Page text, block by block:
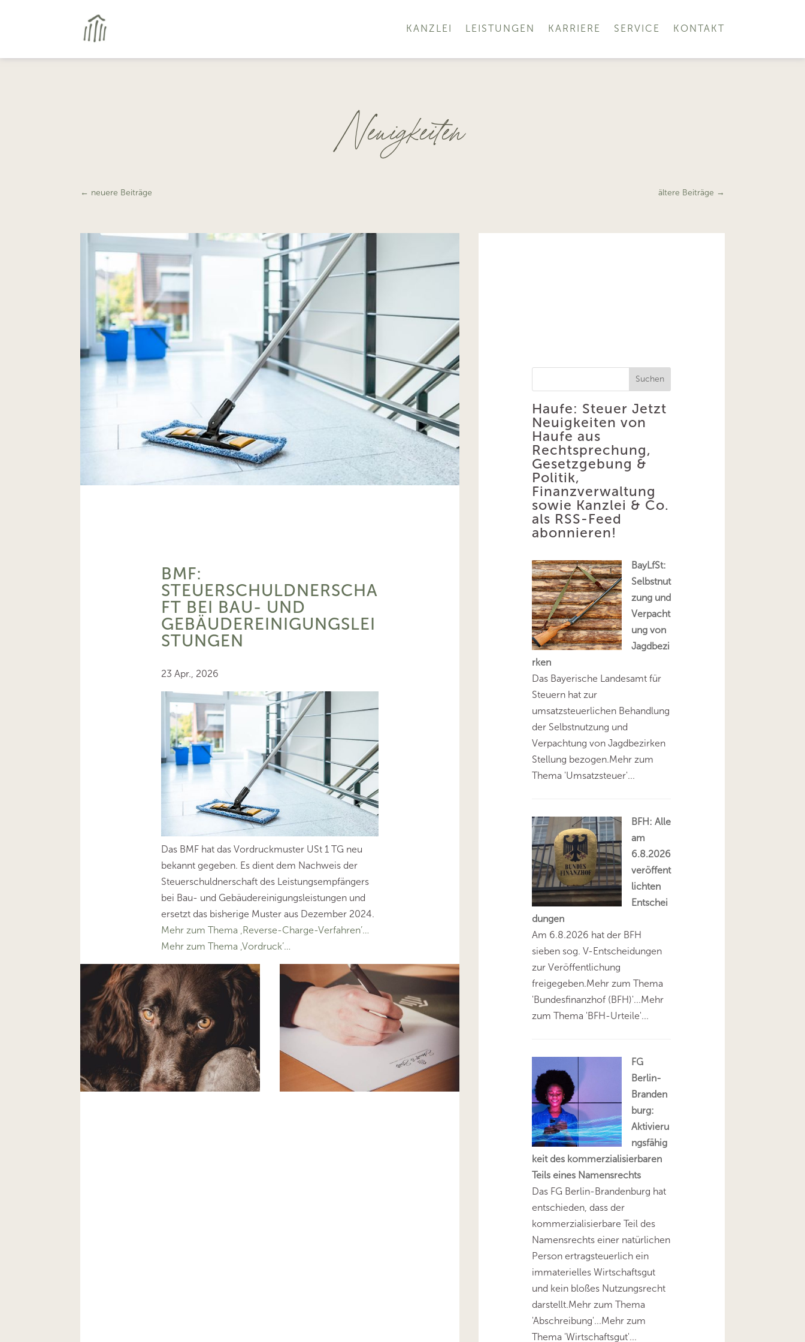
KANZLEI LEISTUNGEN KARRIERE SERVICE KONTAKT
Neuigkeiten
← neuere Beiträge ältere Beiträge →
BMF:
STEUERSCHULDNERSCHA
FT BEI BAU- UND
GEBÄUDEREINIGUNGSLEI
STUNGEN
23 Apr., 2026
Das BMF hat das Vordruckmuster USt 1 TG neu
bekannt gegeben. Es dient dem Nachweis der
Steuerschuldnerschaft des Leistungsempfängers
bei Bau- und Gebäudereinigungsleistungen und
ersetzt das bisherige Muster aus Dezember 2024.
Mehr zum Thema ‚Reverse-Charge-Verfahren’…
Mehr zum Thema ‚Vordruck’…
Suchen
Haufe: Steuer Jetzt
Neuigkeiten von
Haufe aus
Rechtsprechung,
Gesetzgebung &
Politik,
Finanzverwaltung
sowie Kanzlei & Co.
als RSS-Feed
abonnieren!
BayLfSt:
Selbstnut
zung und
Verpacht
ung von
Jagdbezi
rken
Das Bayerische Landesamt für
Steuern hat zur
umsatzsteuerlichen Behandlung
der Selbstnutzung und
Verpachtung von Jagdbezirken
Stellung bezogen.Mehr zum
Thema 'Umsatzsteuer'...
BFH: Alle
am
6.8.2026
veröffent
lichten
Entschei
dungen
Am 6.8.2026 hat der BFH
sieben sog. V-Entscheidungen
zur Veröffentlichung
freigegeben.Mehr zum Thema
'Bundesfinanzhof (BFH)'...Mehr
zum Thema 'BFH-Urteile'...
FG
Berlin-
Branden
burg:
Aktivieru
ngsfähig
keit des kommerzialisierbaren
Teils eines Namensrechts
Das FG Berlin-Brandenburg hat
entschieden, dass der
kommerzialisierbare Teil des
Namensrechts einer natürlichen
Person ertragsteuerlich ein
immaterielles Wirtschaftsgut
und kein bloßes Nutzungsrecht
darstellt.Mehr zum Thema
'Abschreibung'...Mehr zum
Thema 'Wirtschaftsgut'...